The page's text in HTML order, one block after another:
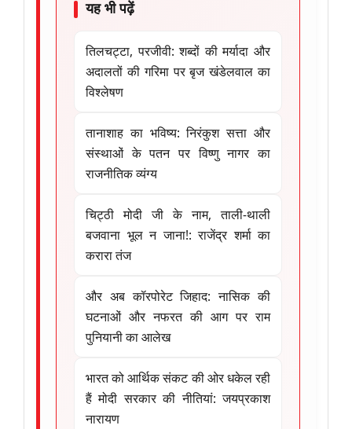
यह भी पढ़ें
तिलचट्टा, परजीवी: शब्दों की मर्यादा और
अदालतों की गरिमा पर बृज खंडेलवाल का
विश्लेषण
तानाशाह का भविष्य: निरंकुश सत्ता और
संस्थाओं के पतन पर विष्णु नागर का
राजनीतिक व्यंग्य
चिट्ठी मोदी जी के नाम, ताली-थाली
बजवाना भूल न जाना!: राजेंद्र शर्मा का
करारा तंज
और अब कॉरपोरेट जिहाद: नासिक की
घटनाओं और नफरत की आग पर राम
पुनियानी का आलेख
भारत को आर्थिक संकट की ओर धकेल रही
हैं मोदी सरकार की नीतियां: जयप्रकाश
नारायण